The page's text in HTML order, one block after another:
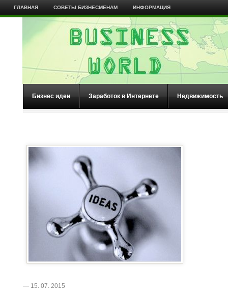
ГЛАВНАЯ СОВЕТЫ БИЗНЕСМЕНАМ ИНФОРМАЦИЯ
Бизнес идеи Заработок в Интернете Недвижимость
— 15. 07. 2015